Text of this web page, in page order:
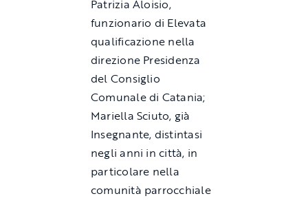
Patrizia Aloisio,
funzionario di Elevata
qualificazione nella
direzione Presidenza
del Consiglio
Comunale di Catania;
Mariella Sciuto, già
Insegnante, distintasi
negli anni in città, in
particolare nella
comunità parrocchiale